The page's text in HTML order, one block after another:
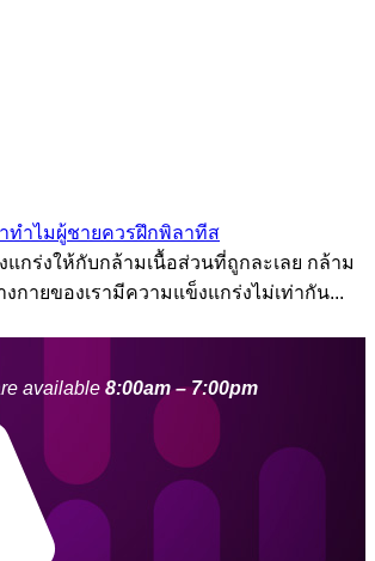
ทำไมผู้ชายควรฝึกพิลาทีส
แกร่งให้กับกล้ามเนื้อส่วนที่ถูกละเลย กล้าม
กายของเรามีความแข็งแกร่งไม่เท่ากัน...
available 8:00am – 7:00pm